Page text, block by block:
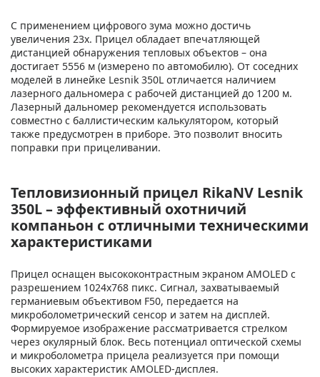
С применением цифрового зума можно достичь
увеличения 23x. Прицел обладает впечатляющей
дистанцией обнаружения тепловых объектов – она
достигает 5556 м (измерено по автомобилю). От соседних
моделей в линейке Lesnik 350L отличается наличием
лазерного дальномера с рабочей дистанцией до 1200 м.
Лазерный дальномер рекомендуется использовать
совместно с баллистическим калькулятором, который
также предусмотрен в приборе. Это позволит вносить
поправки при прицеливании.
Тепловизионный прицел RikaNV Lesnik
350L – эффективный охотничий
компаньон с отличными техническими
характеристиками
Прицел оснащен высококонтрастным экраном AMOLED с
разрешением 1024x768 пикс. Сигнал, захватываемый
германиевым объективом F50, передается на
микроболометрический сенсор и затем на дисплей.
Формируемое изображение рассматривается стрелком
через окулярный блок. Весь потенциал оптической схемы
и микроболометра прицела реализуется при помощи
высоких характеристик AMOLED-дисплея.